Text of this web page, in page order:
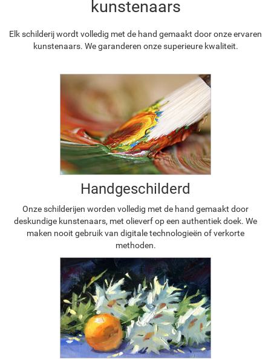
kunstenaars
Elk schilderij wordt volledig met de hand gemaakt door onze ervaren
kunstenaars. We garanderen onze superieure kwaliteit.
Handgeschilderd
Onze schilderijen worden volledig met de hand gemaakt door
deskundige kunstenaars, met olieverf op een authentiek doek. We
maken nooit gebruik van digitale technologieën of verkorte
methoden.